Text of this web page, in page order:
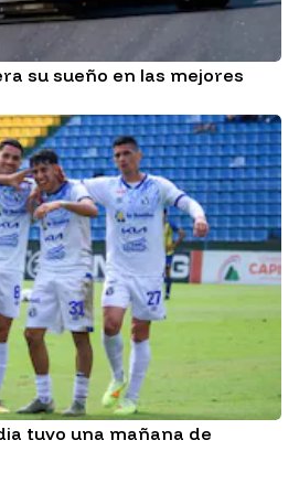
su sueño en las mejores
tuvo una mañana de